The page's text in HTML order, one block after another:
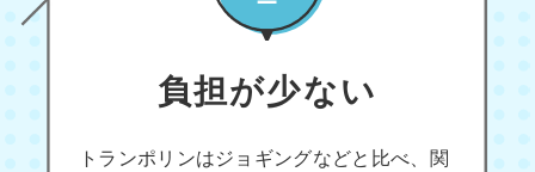
負担が少ない
トランポリンはジョギングなどと比べ、関